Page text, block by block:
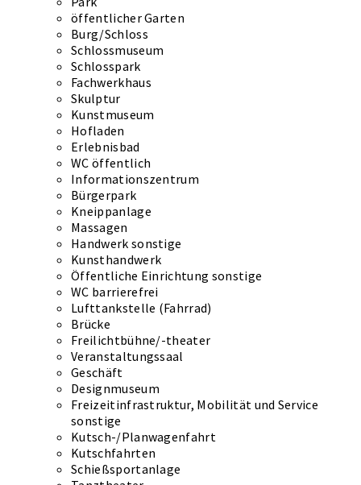
öffentlicher Garten
Burg/Schloss
Schlossmuseum
Schlosspark
Fachwerkhaus
Skulptur
Kunstmuseum
Hofladen
Erlebnisbad
WC öffentlich
Informationszentrum
Bürgerpark
Kneippanlage
Massagen
Handwerk sonstige
Kunsthandwerk
Öffentliche Einrichtung sonstige
WC barrierefrei
Lufttankstelle (Fahrrad)
Brücke
Freilichtbühne/-theater
Veranstaltungssaal
Geschäft
Designmuseum
Freizeitinfrastruktur, Mobilität und Service
sonstige
Kutsch-/Planwagenfahrt
Kutschfahrten
Schießsportanlage